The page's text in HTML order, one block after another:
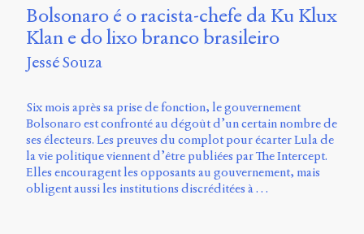
Typographies
Jannon
de
Storm
Foundry
et
Muli
de
Vernon
Adams.
Bolsonaro é o racista-chefe da Ku Klux
Klan e do lixo branco brasileiro
Jessé Souza
Six mois après sa prise de fonction, le gouvernement
Bolsonaro est confronté au dégoût d’un certain nombre de
ses électeurs. Les preuves du complot pour écarter Lula de
la vie politique viennent d’être publiées par The Intercept.
Elles encouragent les opposants au gouvernement, mais
obligent aussi les institutions discréditées à …